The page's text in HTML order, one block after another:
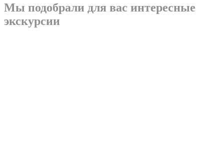
Мы подобрали для вас интересные
экскурсии